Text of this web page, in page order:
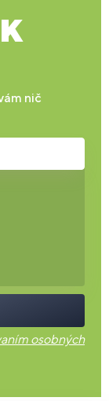
nič
osobných